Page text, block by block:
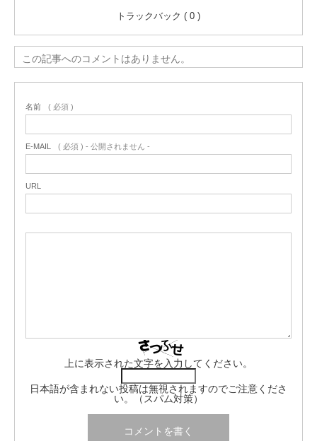
トラックバック ( 0 )
この記事へのコメントはありません。
名前 ( 必須 )
E-MAIL ( 必須 ) - 公開されません -
URL
上に表示された文字を入力してください。
日本語が含まれない投稿は無視されますのでご注意くださ
い。（スパム対策）